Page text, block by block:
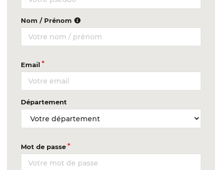
Nom / Prénom
Email
Département
Mot de passe